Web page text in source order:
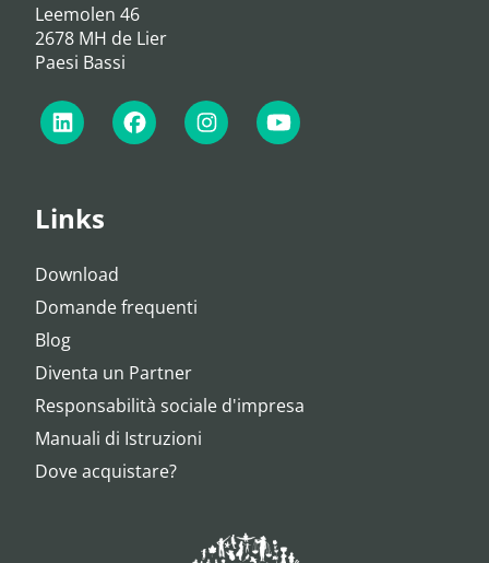
Leemolen 46
2678 MH de Lier
Paesi Bassi
Links
Download
Domande frequenti
Blog
Diventa un Partner
Responsabilità sociale d'impresa
Manuali di Istruzioni
Dove acquistare?